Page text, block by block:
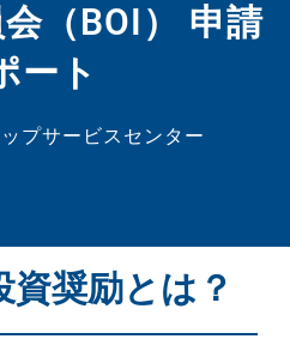
（BOI） 申請
ート
プサービスセンター
資奨励とは？